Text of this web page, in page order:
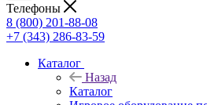
Телефоны
8 (800) 201-88-08
+7 (343) 286-83-59
Каталог
Назад
Каталог